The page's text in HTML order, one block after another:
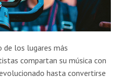
de los lugares más
compartan su música con
hasta convertirse